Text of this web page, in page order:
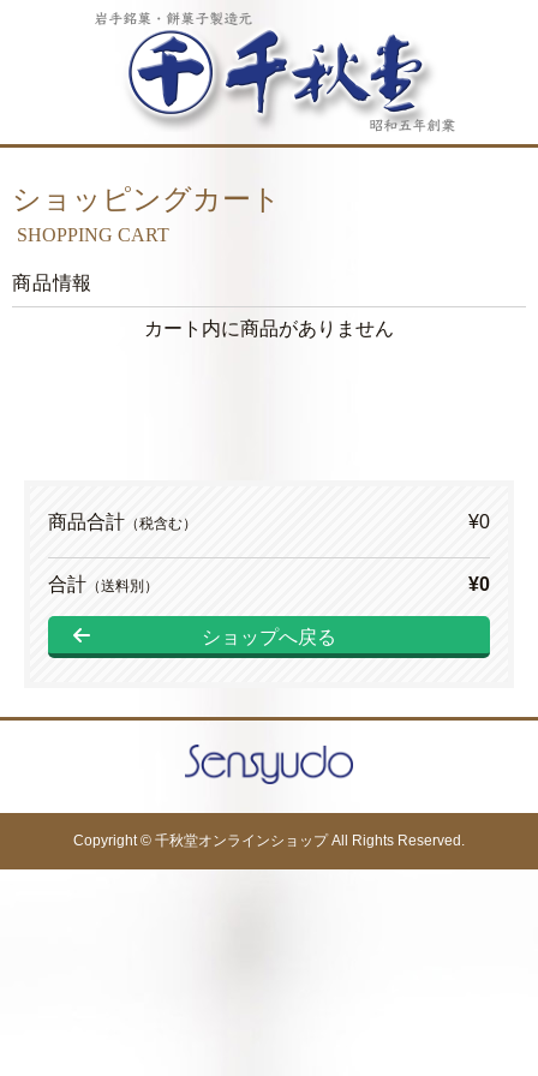
SHOPPING CART
ショッピングカート
商品情報
カート内に商品がありません
商品合計 （税含む） ¥0
合計 （送料別） ¥0
ショップへ戻る
Copyright © 千秋堂オンラインショップ All Rights Reserved.